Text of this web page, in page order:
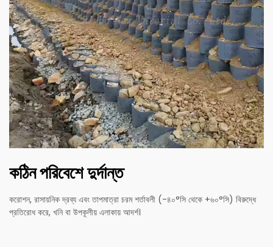
কঠিন পরিবেশে দুর্দান্ত
করোশন, রাসায়নিক দ্রব্য এবং তাপমাত্রা চরম শর্তাবলী (-৪০°সি থেকে +৬০°সি) বিরুদ্ধে
প্রতিরোধ করে, খনি বা উপকূলীয় এলাকায় আদর্শ।